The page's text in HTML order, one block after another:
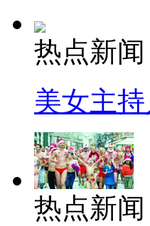
热点新闻
美女主
热点新闻